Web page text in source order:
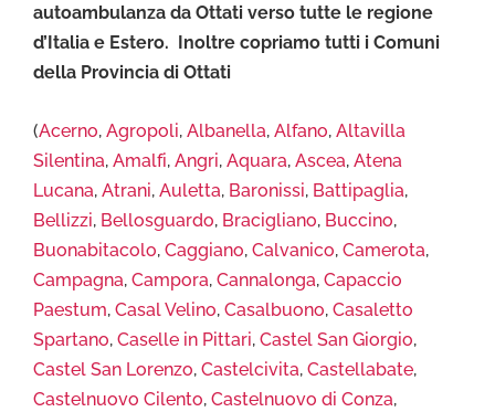
autoambulanza da Ottati verso tutte le regione
d’Italia e Estero. Inoltre copriamo tutti i Comuni
della Provincia di Ottati
(Acerno, Agropoli, Albanella, Alfano, Altavilla
Silentina, Amalfi, Angri, Aquara, Ascea, Atena
Lucana, Atrani, Auletta, Baronissi, Battipaglia,
Bellizzi, Bellosguardo, Bracigliano, Buccino,
Buonabitacolo, Caggiano, Calvanico, Camerota,
Campagna, Campora, Cannalonga, Capaccio
Paestum, Casal Velino, Casalbuono, Casaletto
Spartano, Caselle in Pittari, Castel San Giorgio,
Castel San Lorenzo, Castelcivita, Castellabate,
Castelnuovo Cilento, Castelnuovo di Conza,